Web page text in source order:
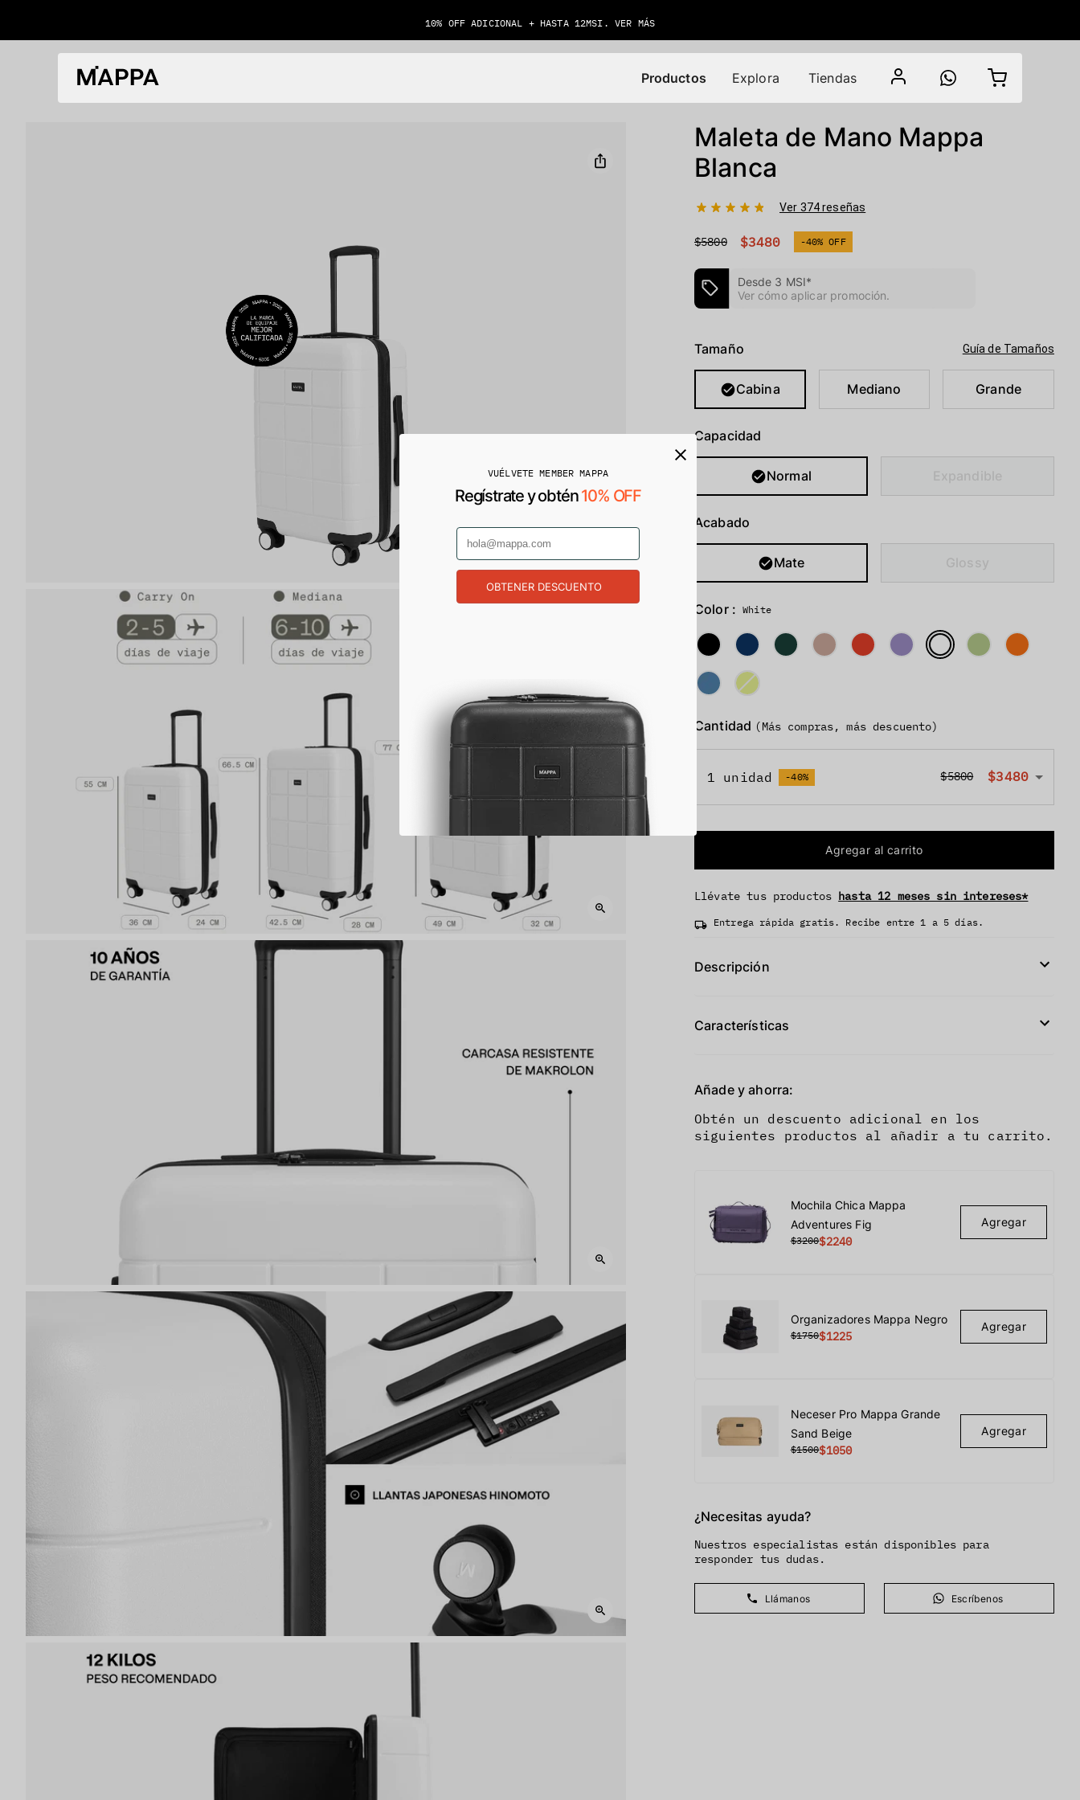
10% OFF ADICIONAL + HASTA 12MSI. VER MÁS
Productos Explora Tiendas
Maleta de Mano Mappa
Blanca
Ver 374 reseñas
$5800 $3480 -40% OFF
Desde 3 MSI*
Ver cómo aplicar promoción.
Tamaño Guía de Tamaños
Cabina Mediano Grande
Capacidad
Normal Expandible
Acabado
Mate Glossy
Color : White
Cantidad (Más compras, más descuento)
1 unidad -40% $5800 $3480
Agregar al carrito
Llévate tus productos hasta 12 meses sin intereses*
Entrega rápida gratis. Recibe entre 1 a 5 días.
Descripción
Características
Añade y ahorra:
Obtén un descuento adicional en los
siguientes productos al añadir a tu carrito.
Mochila Chica Mappa
Adventures Fig
$3200$2240
Agregar
Organizadores Mappa Negro
$1750$1225
Agregar
Neceser Pro Mappa Grande
Sand Beige
$1500$1050
Agregar
¿Necesitas ayuda?
Nuestros especialistas están disponibles para
responder tus dudas.
Llámanos Escríbenos
VUÉLVETE MEMBER MAPPA
Regístrate y obtén10% OFF
OBTENER DESCUENTO